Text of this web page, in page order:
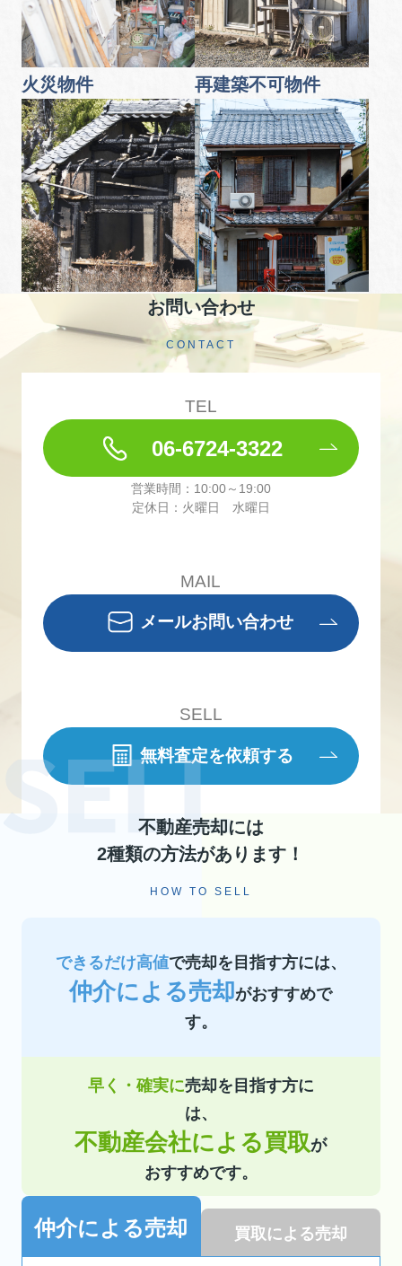
火災物件 再建築不可物件
お問い合わせ
CONTACT
TEL
06-6724-3322
営業時間：10:00～19:00
定休日：火曜日 水曜日
MAIL
メールお問い合わせ
SELL
無料査定を依頼する
不動産売却には
2種類の方法があります！
HOW TO SELL
できるだけ高値で売却を目指す方には、
仲介による売却がおすすめで
す。
早く・確実に売却を目指す方に
は、
不動産会社による買取が
おすすめです。
仲介による売却 買取による売却